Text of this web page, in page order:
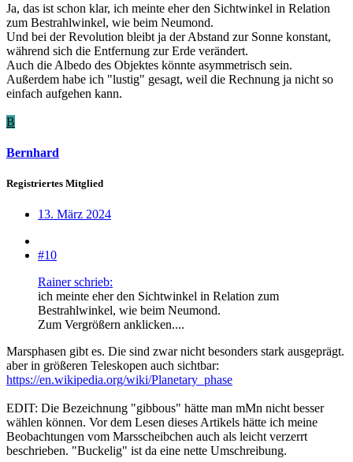
Ja, das ist schon klar, ich meinte eher den Sichtwinkel in Relation
zum Bestrahlwinkel, wie beim Neumond.
Und bei der Revolution bleibt ja der Abstand zur Sonne konstant,
während sich die Entfernung zur Erde verändert.
Auch die Albedo des Objektes könnte asymmetrisch sein.
Außerdem habe ich "lustig" gesagt, weil die Rechnung ja nicht so
einfach aufgehen kann.
B
Bernhard
Registriertes Mitglied
13. März 2024
#10
Rainer schrieb:
ich meinte eher den Sichtwinkel in Relation zum
Bestrahlwinkel, wie beim Neumond.
Zum Vergrößern anklicken....
Marsphasen gibt es. Die sind zwar nicht besonders stark ausgeprägt.
aber in größeren Teleskopen auch sichtbar:
https://en.wikipedia.org/wiki/Planetary_phase
EDIT: Die Bezeichnung "gibbous" hätte man mMn nicht besser
wählen können. Vor dem Lesen dieses Artikels hätte ich meine
Beobachtungen vom Marsscheibchen auch als leicht verzerrt
beschrieben. "Buckelig" ist da eine nette Umschreibung.